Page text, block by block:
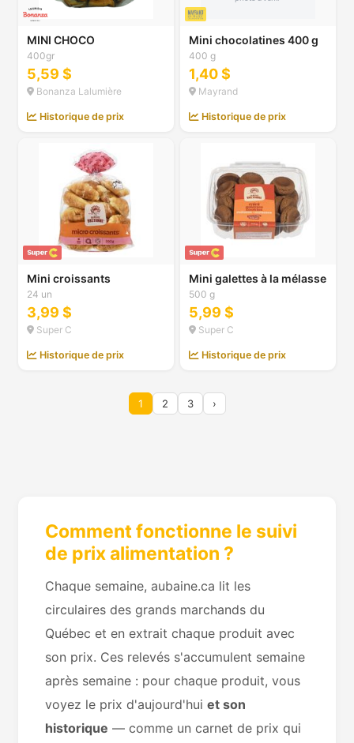
MINI CHOCO
400gr
5,59 $
Bonanza Lalumière
Historique de prix
Mini chocolatines 400 g
400 g
1,40 $
Mayrand
Historique de prix
Mini croissants
24 un
3,99 $
Super C
Historique de prix
Mini galettes à la mélasse
500 g
5,99 $
Super C
Historique de prix
1 2 3 ›
Comment fonctionne le suivi
de prix alimentation ?
Chaque semaine, aubaine.ca lit les
circulaires des grands marchands du
Québec et en extrait chaque produit avec
son prix. Ces relevés s'accumulent semaine
après semaine : pour chaque produit, vous
voyez le prix d'aujourd'hui et son
historique — comme un carnet de prix qui